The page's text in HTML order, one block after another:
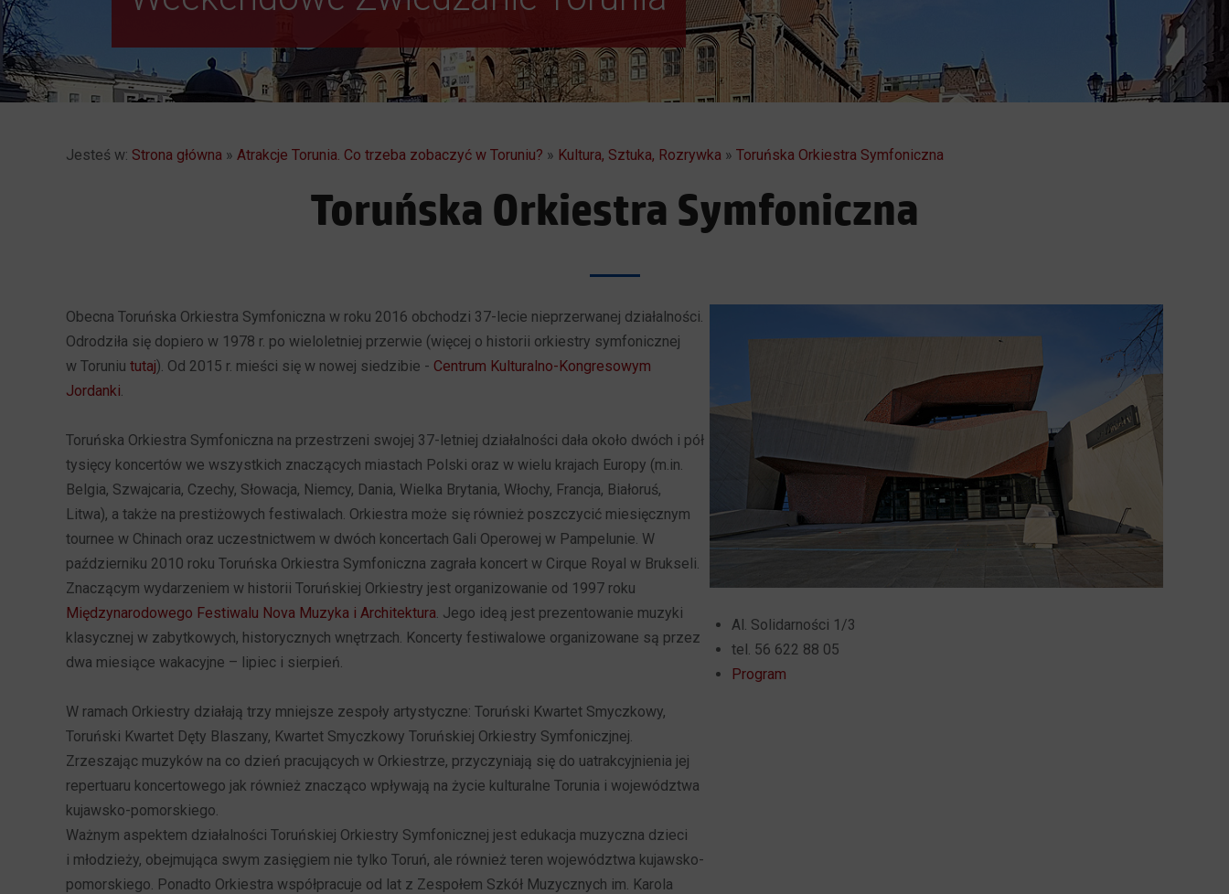
Jesteś w: Strona główna » Atrakcje Torunia. Co trzeba zobaczyć w Toruniu? » Kultura, Sztuka, Rozrywka » Toruńska Orkiestra Symfoniczna
Toruńska Orkiestra Symfoniczna
Obecna Toruńska Orkiestra Symfoniczna w roku 2016 obchodzi 37-lecie nieprzerwanej działalności.
Odrodziła się dopiero w 1978 r. po wieloletniej przerwie (więcej o historii orkiestry symfonicznej
w Toruniu tutaj). Od 2015 r. mieści się w nowej siedzibie - Centrum Kulturalno-Kongresowym
Jordanki.
Toruńska Orkiestra Symfoniczna na przestrzeni swojej 37-letniej działalności dała około dwóch i pół
tysięcy koncertów we wszystkich znaczących miastach Polski oraz w wielu krajach Europy (m.in.
Belgia, Szwajcaria, Czechy, Słowacja, Niemcy, Dania, Wielka Brytania, Włochy, Francja, Białoruś,
Litwa), a także na prestiżowych festiwalach. Orkiestra może się również poszczycić miesięcznym
tournee w Chinach oraz uczestnictwem w dwóch koncertach Gali Operowej w Pampelunie. W
październiku 2010 roku Toruńska Orkiestra Symfoniczna zagrała koncert w Cirque Royal w Brukseli.
Znaczącym wydarzeniem w historii Toruńskiej Orkiestry jest organizowanie od 1997 roku
Międzynarodowego Festiwalu Nova Muzyka i Architektura. Jego ideą jest prezentowanie muzyki
klasycznej w zabytkowych, historycznych wnętrzach. Koncerty festiwalowe organizowane są przez
dwa miesiące wakacyjne – lipiec i sierpień.
W ramach Orkiestry działają trzy mniejsze zespoły artystyczne: Toruński Kwartet Smyczkowy,
Toruński Kwartet Dęty Blaszany, Kwartet Smyczkowy Toruńskiej Orkiestry Symfoniczjnej.
Zrzeszając muzyków na co dzień pracujących w Orkiestrze, przyczyniają się do uatrakcyjnienia jej
repertuaru koncertowego jak również znacząco wpływają na życie kulturalne Torunia i województwa
kujawsko-pomorskiego.
Ważnym aspektem działalności Toruńskiej Orkiestry Symfonicznej jest edukacja muzyczna dzieci
i młodzieży, obejmująca swym zasięgiem nie tylko Toruń, ale również teren województwa kujawsko-
pomorskiego. Ponadto Orkiestra współpracuje od lat z Zespołem Szkół Muzycznych im. Karola
Al. Solidarności 1/3
tel. 56 622 88 05
Program